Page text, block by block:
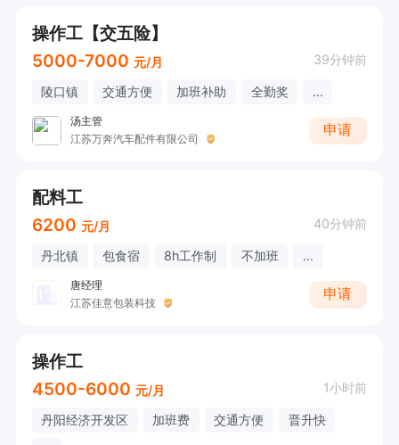
操作工【交五险】
5000-7000 元/月 39分钟前
陵口镇 交通方便 加班补助 全勤奖 ...
汤主管
江苏万奔汽车配件有限公司
申请
配料工
6200 元/月 40分钟前
丹北镇 包食宿 8h工作制 不加班 ...
唐经理
江苏佳意包装科技
申请
操作工
4500-6000 元/月 1小时前
丹阳经济开发区 加班费 交通方便
晋升快